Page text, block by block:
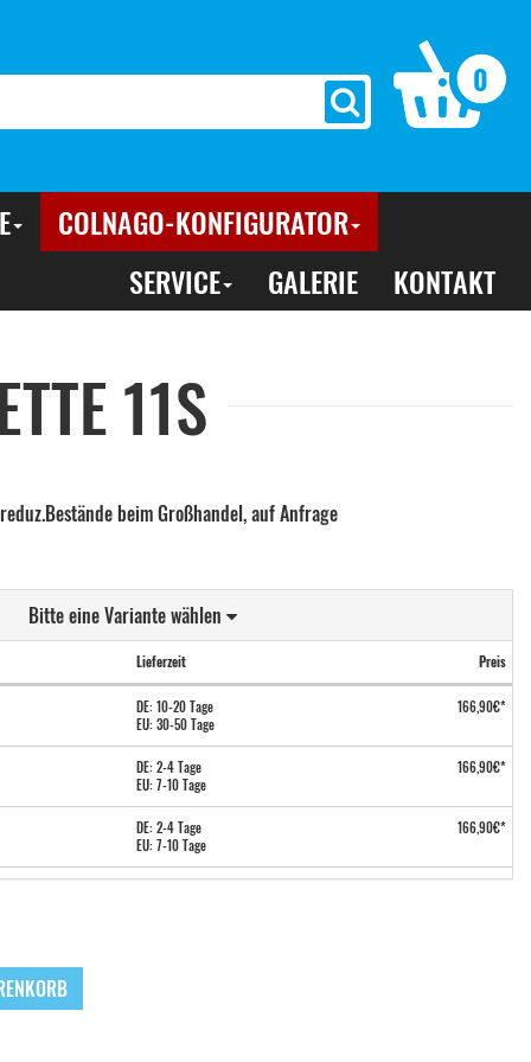
0
COLNAGO-KONFIGURATOR
SERVICE
GALERIE KONTAKT
11S
beim Großhandel, auf Anfrage
Bitte eine Variante wählen
Lieferzeit Preis
DE: 10-20 Tage
EU: 30-50 Tage
166,90€*
DE: 2-4 Tage
EU: 7-10 Tage
166,90€*
DE: 2-4 Tage
EU: 7-10 Tage
166,90€*